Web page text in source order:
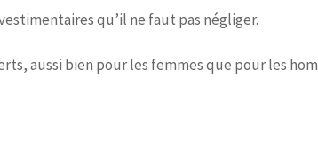
qu’il ne faut pas négliger.
aussi bien pour les femmes que pour les